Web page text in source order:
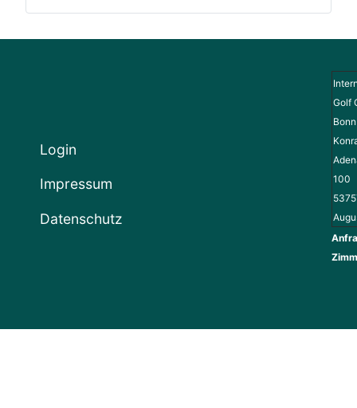
Login
Impressum
Datenschutz
Golf
100